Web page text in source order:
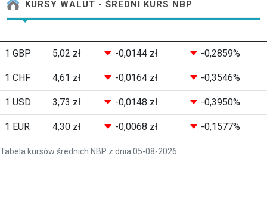
KURSY WALUT - ŚREDNI KURS NBP
Tabela kursów średnich NBP z dnia 05-08-2026
1 GBP 5,02 zł -0,0144 zł -0,2859%
1 CHF 4,61 zł -0,0164 zł -0,3546%
1 USD 3,73 zł -0,0148 zł -0,3950%
1 EUR 4,30 zł -0,0068 zł -0,1577%